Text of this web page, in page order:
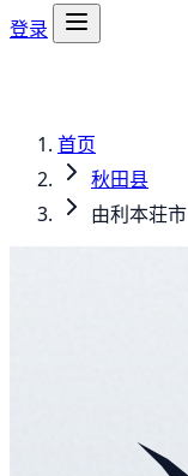
登录
首页
秋田县
由利本荘市